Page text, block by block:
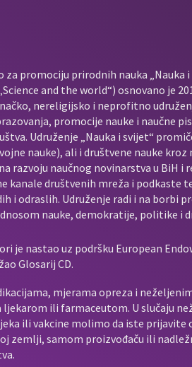
za promociju prirodnih nauka „Nauka
and the world“) osnovano je
nereligijsko i neprofitno
promocije nauke i naučne
Udruženje „Nauka i svijet“
nauke), ali i društvene nauke kroz
razvoju naučnog novinarstva u BiH i
kanale društvenih mreža i podkaste
i odraslih. Udruženje radi i na borbi
nauke, demokratije, politike i
je nastao uz podršku European
Glosarij CD.
mjerama opreza i
ljekarom ili farmaceutom. U slučaju
ili vakcine molimo da iste prijavite
zemlji, samom proizvođaču ili